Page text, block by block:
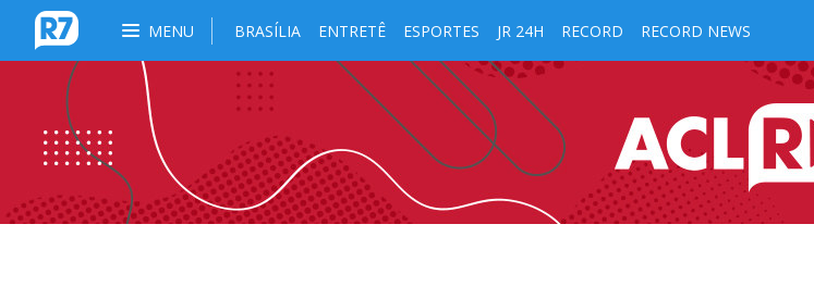
MENU BRASÍLIA ENTRETÊ ESPORTES JR 24H RECORD RECORD NEWS